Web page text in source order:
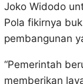
Joko Widodo
Pola fikirnya
pembangunan
“Pemerintah
memberikan